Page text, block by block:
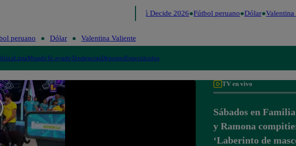
Perú Decide 2026 Fútbol peruano Dólar Valentina
peruano Dólar Valentina Valiente
LimaMundoTe ayudoTendenciasDeportesEspectáculos
TV en vivo
Sábados en
y Ramona
‘Laberinto de